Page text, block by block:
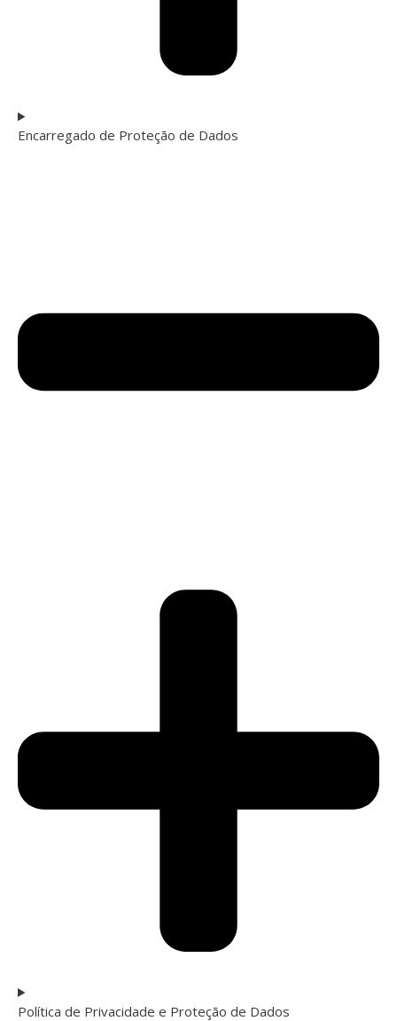
Encarregado de Proteção de Dados
Política de Privacidade e Proteção de Dados